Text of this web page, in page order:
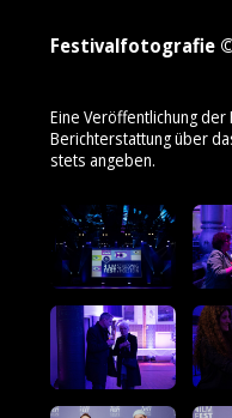
Festivalfotografie
Eine Veröffentlichung
Berichterstattung über
stets angeben.